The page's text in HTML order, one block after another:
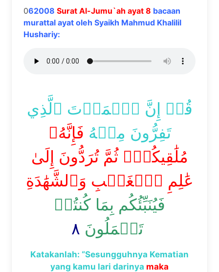
062008 Surat Al-Jumu`ah ayat 8 bacaan
murattal ayat oleh Syaikh Mahmud Khalilil
Hushariy:
قُلۡ إِنَّ ٱلۡمَوۡتَ ٱلَّذِي
تَفِرُّونَ مِنۡهُ فَإِنَّهُۥ
مُلَٰقِيكُمۡۖ ثُمَّ تُرَدُّونَ إِلَىٰ
عَٰلِمِ ٱلۡغَيۡبِ وَٱلشَّهَٰدَةِ
فَيُنَبِّئُكُم بِمَا كُنتُمۡ
تَعۡمَلُونَ ٨
Katakanlah: “Sesungguhnya Kematian
yang kamu lari darinya maka